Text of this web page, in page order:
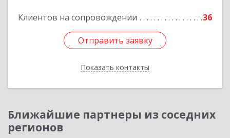
Клиентов на сопровождении 36
Отправить заявку
Показать контакты
Отправить заявку
Назад
Ближайшие партнеры из соседних
регионов